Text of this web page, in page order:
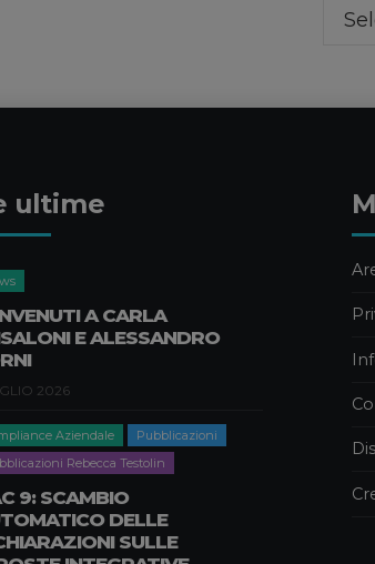
ultime
A CARLA
E ALESSANDRO
2026
Aziendale
Pubblicazioni
Rebecca Testolin
9: SCAMBIO
DELLE
SULLE